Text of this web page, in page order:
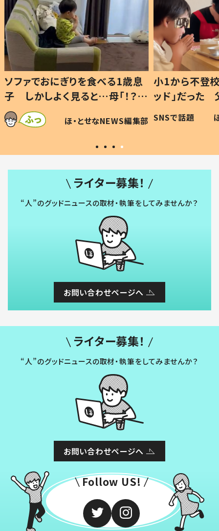
歳息
」
可愛
編集部
小1から不登校、息子は「ギフテ
ッド」だった 父が“ウチ給食”を
作り続ける理由とは #令和の親
#令和の子
SNSで話題 ほ・とせなNEWS編集部
ひ孫
が、
「涙が
い」
ライター募集！
“人”のグッドニュースの取材・執筆をしてみませんか？
お問い合わせページへ
ライター募集！
“人”のグッドニュースの取材・執筆をしてみませんか？
お問い合わせページへ
Follow US!